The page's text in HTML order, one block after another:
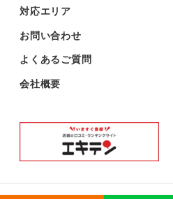
対応エリア
お問い合わせ
よくあるご質問
会社概要